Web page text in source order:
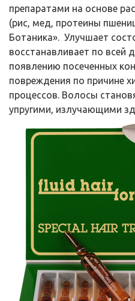
препаратами на основе
(рис, мед, протеины
Ботаника». Улучшает
восстанавливает по всей
появлению посеченных
повреждения по причине
процессов. Волосы
упругими, излучающими